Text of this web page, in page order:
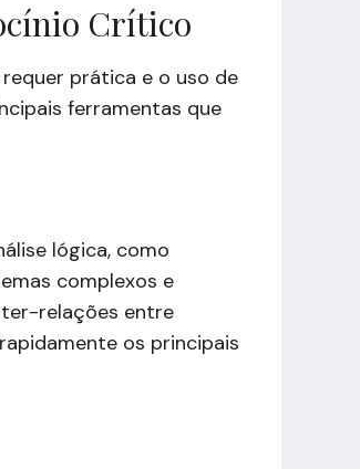
Crítico
prática e o uso de
ferramentas que
lógica, como
complexos e
relações entre
os principais